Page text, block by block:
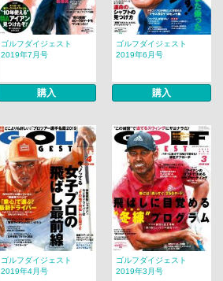
ゴルフダイジェスト
2019年7月号
購入
ゴルフダイジェスト
2019年6月号
購入
ゴルフダイジェスト
2019年4月号
ゴルフダイジェスト
2019年3月号